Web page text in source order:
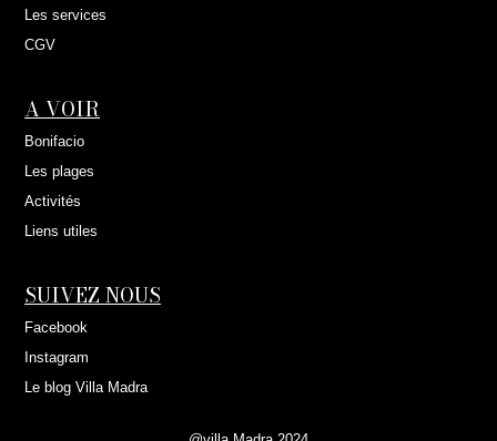
Les services
CGV
A VOIR
Bonifacio
Les plages
Activités
Liens utiles
SUIVEZ NOUS
Facebook
Instagram
Le blog Villa Madra